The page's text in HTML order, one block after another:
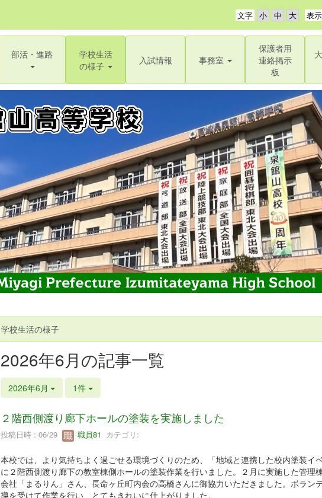
表
文字
部活・進路
学校生活
の様子
入試情報 事務室
保護者用
連絡掲示
板
学校生活の様子
2026年6月の記事一覧
2026年6月 1件
２階西側渡り廊下ホールの塗装を実施しました
投稿日時 : 06/29 職員81 カテゴリ:
本校では、より気持ちよく過ごせる環境づくりのため、「地域と連携した校内塗装イ
に２階西側渡り廊下の教室棟側ホールの塗装作業を行いました。２月に実施した管理
会社「まるりん」さん、長命ヶ丘町内会の高橋さんに御協力いただきました。ボラン
導を受けて作業を行い、とてもきれいに仕上がりました。